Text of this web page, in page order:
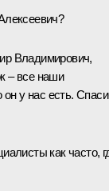
Владимирович,
– все наши
он у нас есть.
как часто,